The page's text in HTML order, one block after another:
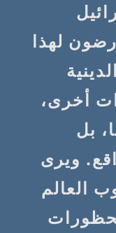
لهذا
أخرى،
بل
ويرى
العالم